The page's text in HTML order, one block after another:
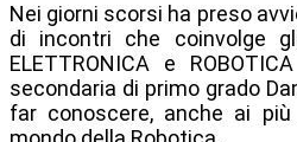
Nei giorni scorsi ha preso
di incontri che coinvolge
ELETTRONICA e
secondaria di primo grado
far conoscere, anche ai